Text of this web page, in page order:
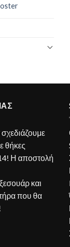
θήκες
Η αποστολή
και
που θα